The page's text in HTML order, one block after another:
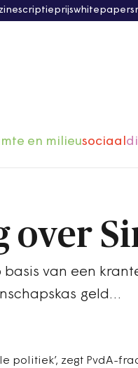
scriptieprijswhitepapers
en milieusociaal
over
van een
geld…
politiek’, zegt PvdA-